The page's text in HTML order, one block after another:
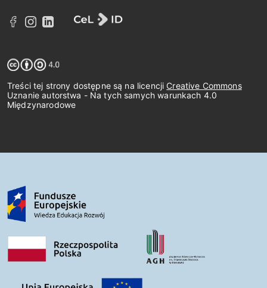
Treści tej strony dostępne są na licencji Creative Commons
Uznanie autorstwa - Na tych samych warunkach 4.0
Międzynarodowe